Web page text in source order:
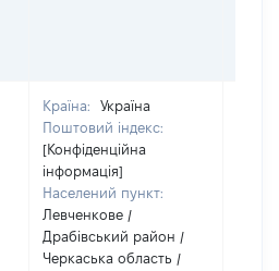
Країна:
Україна
Поштовий індекс:
[Конфіденційна
інформація]
Населений пункт:
Левченкове /
Драбівський район /
Черкаська область /